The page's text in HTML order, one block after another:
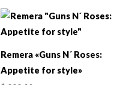
Remera «Guns N´ Roses:
Appetite for style»